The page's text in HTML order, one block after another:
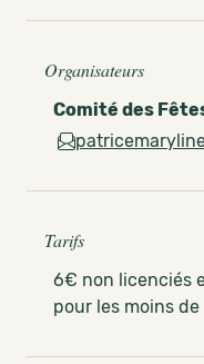
Organisateurs
Comité des
Tarifs
6€ non licenciés
pour les moins de